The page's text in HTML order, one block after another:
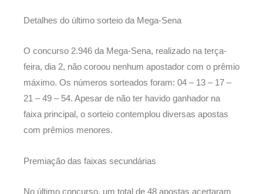
Detalhes do último sorteio da Mega-Sena
O concurso 2.946 da Mega-Sena, realizado na terça-
feira, dia 2, não coroou nenhum apostador com o prêmio
máximo. Os números sorteados foram: 04 – 13 – 17 –
21 – 49 – 54. Apesar de não ter havido ganhador na
faixa principal, o sorteio contemplou diversas apostas
com prêmios menores.
Premiação das faixas secundárias
No último concurso, um total de 48 apostas acertaram